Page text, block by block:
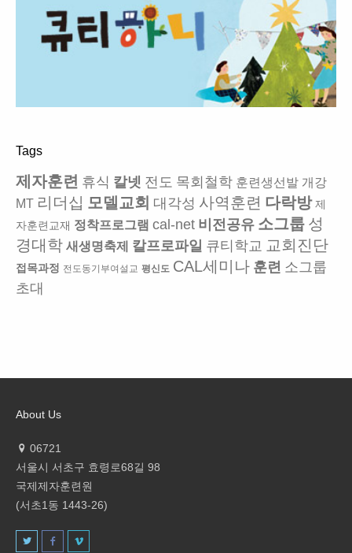
Tags
제자훈련 휴식 칼넷 전도 목회철학 훈련생선발 개강
MT 리더십 모델교회 대각성 사역훈련 다락방 제
자훈련교재 정착프로그램 cal-net 비전공유 소그룹 성
경대학 새생명축제 칼프로파일 큐티학교 교회진단
접목과정 전도동기부여설교 평신도 CAL세미나 훈련 소그룹
초대
About Us
06721
서울시 서초구 효령로68길 98
국제제자훈련원
(서초1동 1443-26)